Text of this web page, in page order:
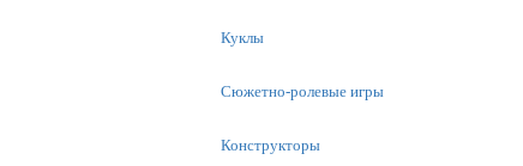
Куклы
Сюжетно-ролевые игры
Конструкторы